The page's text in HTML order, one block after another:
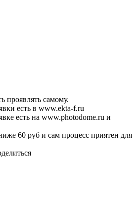
проявлять самому.
есть в www.ekta-f.ru
есть на www.photodome.ru и
60 руб и сам процесс приятен для